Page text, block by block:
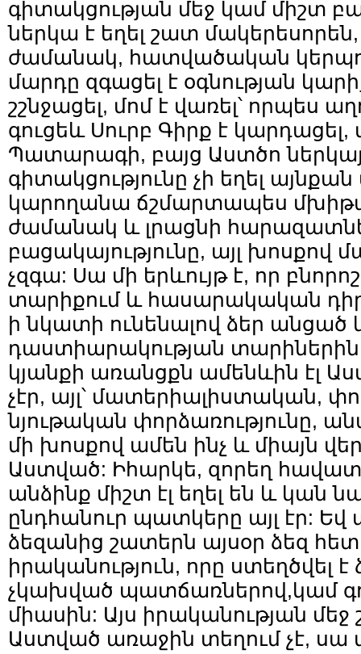
գիտակցության մեջ կամ միշտ
ներկա է եղել շատ
ժամանակ, հատվածական
մարդը զգացել է օգնության
շշնջացել, մոմ է վառել՝ որպես
գուցեև Սուրբ Գիրք է կարդացել,
Պատարագի, բայց Աստծո
գիտակցությունը չի եղել
կարողանա ճշմարտապես
ժամանակ և լրացնի
բացակայությունը, այլ խոսքով
չզգա: Սա մի երևույթ է, որ
տարիքում և հասարակական
ի նկատի ունենալով ձեր
դաստիարակության
կյանքի առանցքն ամենևին էլ
չէր, այլ՝ մատերիալիստական,
նյութական փորձառությունը,
մի խոսքով ամեն ինչ և միայն
Աստված: Իհարկե, զորեղ
անձինք միշտ էլ եղել են և կան
ընդհանուր պատկերը այլ էր:
ձեզանից շատերն այսօր ձեզ հետ
իրականություն, որը ստեղծվել
չկախված պատճառներով,կամ
միասին: Այս իրականության
Աստված առաջին տեղում չէ, սա